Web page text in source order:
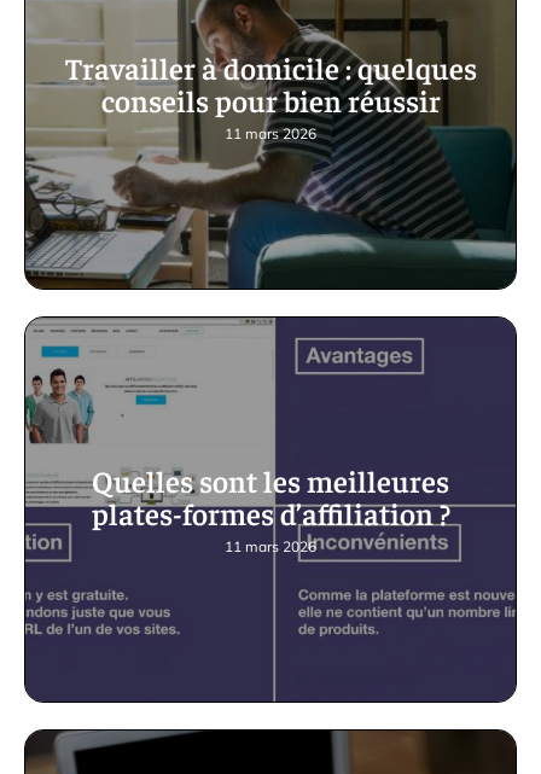
Travailler à domicile : quelques
conseils pour bien réussir
11 mars 2026
Quelles sont les meilleures
plates-formes d’affiliation ?
11 mars 2026